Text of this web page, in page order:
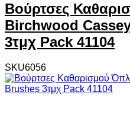
Βούρτσες
Birchwood
3τμχ Pack 41104
SKU6056